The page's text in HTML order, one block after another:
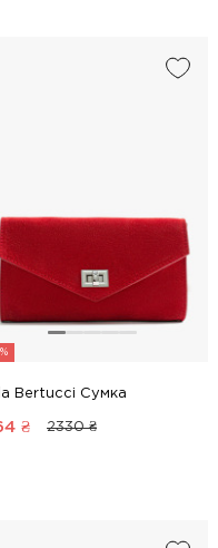
Bertucci Сумка
₴ 2330 ₴